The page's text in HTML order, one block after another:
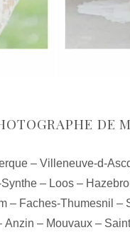
DE
– Villeneuve-d-
– Loos –
– Faches-Thumesnil –
Anzin – Mouvaux–